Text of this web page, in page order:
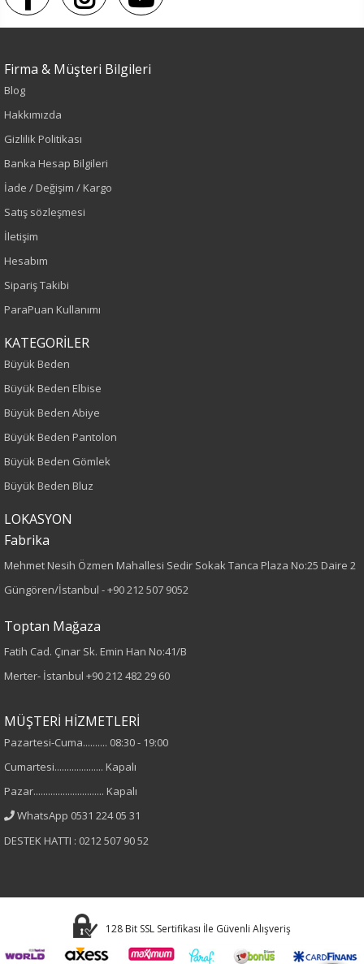
Sezon : YAZLIK
Renk
Krem
Sezon
İlkbahar-Yaz
Yaş Grubu
Kalıp
Büyük Beden
Boy
75
Dokuma
Çiçekli
Kumaş
Cinsiyet
Kadın
Uzun Kol
Firma & Müşteri Bilgileri
Blog
Hakkımızda
Gizlilik Politikası
Banka Hesap Bilgileri
İade / Değişim / Kargo
Satış sözleşmesi
İletişim
Hesabım
Sipariş Takibi
ParaPuan Kullanımı
KATEGORİLER
Büyük Beden
Büyük Beden Elbise
Büyük Beden Abiye
Büyük Beden Pantolon
Büyük Beden Gömlek
Büyük Beden Bluz
LOKASYON
Fabrika
Mehmet Nesih Özmen Mahallesi Sedir Sokak Tanca Plaza No:25 Daire 2
Güngören/İstanbul -+90 212 507 9052
Toptan Mağaza
Fatih Cad. Çınar Sk. Emin Han No:41/B
Merter- İstanbul +90 212 482 29 60
MÜŞTERİ HİZMETLERİ
Pazartesi-Cuma.......... 08:30 - 19:00
Cumartesi.................... Kapalı
Pazar............................. Kapalı
WhatsApp 0531 224 05 31
DESTEK HATTI : 0212 507 90 52
128 Bit SSL Sertifikası İle Güvenli Alışveriş